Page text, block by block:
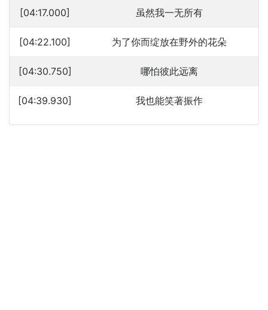
[04:17.000] 虽然我一无所有
[04:22.100] 为了你而绽放在野外的花朵
[04:30.750] 哪怕彼此远离
[04:39.930] 我也能笑著振作